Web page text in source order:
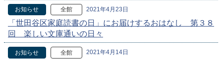
お知らせ 全館 2021年4月23日
「世田谷区家庭読書の日」にお届けするおはなし 第３８
回 楽しい文庫通いの日々
お知らせ 全館 2021年4月14日